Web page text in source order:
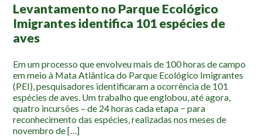
Levantamento no Parque Ecológico
Imigrantes identifica 101 espécies de
aves
Em um processo que envolveu mais de 100 horas de campo
em meio à Mata Atlântica do Parque Ecológico Imigrantes
(PEI), pesquisadores identificaram a ocorrência de 101
espécies de aves. Um trabalho que englobou, até agora,
quatro incursões – de 24 horas cada etapa − para
reconhecimento das espécies, realizadas nos meses de
novembro de […]